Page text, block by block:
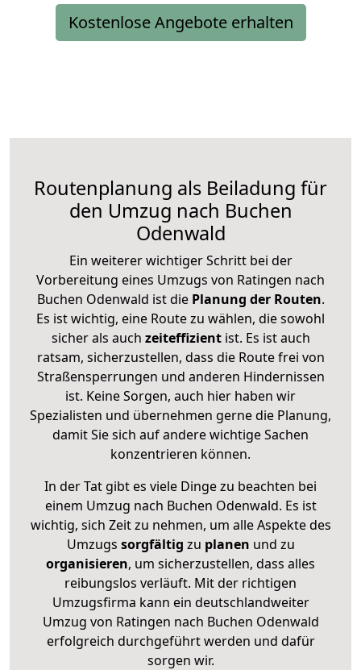
Kostenlose Angebote erhalten
Routenplanung als Beiladung für
den Umzug nach Buchen
Odenwald
Ein weiterer wichtiger Schritt bei der
Vorbereitung eines Umzugs von Ratingen nach
Buchen Odenwald ist diePlanung der Routen.
Es ist wichtig, eine Route zu wählen, die sowohl
sicher als auch zeiteffizientist. Es ist auch
ratsam, sicherzustellen, dass die Route frei von
Straßensperrungen und anderen Hindernissen
ist. Keine Sorgen, auch hier haben wir
Spezialisten und übernehmen gerne die Planung,
damit Sie sich auf andere wichtige Sachen
konzentrieren können.
In der Tat gibt es viele Dinge zu beachten bei
einem Umzug nach Buchen Odenwald. Es ist
wichtig, sich Zeit zu nehmen, um alle Aspekte des
Umzugs sorgfältig zu planen und zu
organisieren, um sicherzustellen, dass alles
reibungslos verläuft. Mit der richtigen
Umzugsfirma kann ein deutschlandweiter
Umzug von Ratingen nach Buchen Odenwald
erfolgreich durchgeführt werden und dafür
sorgen wir.